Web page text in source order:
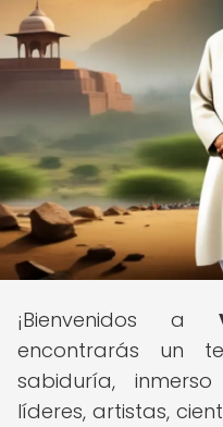
¡Bienvenidos a
encontrarás un
sabiduría,
líderes, artistas,